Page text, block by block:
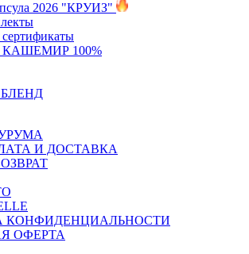
2026 "КРУИЗ"
100%
И ДОСТАВКА
КОНФИДЕНЦИАЛЬНОСТИ
ОФЕРТА